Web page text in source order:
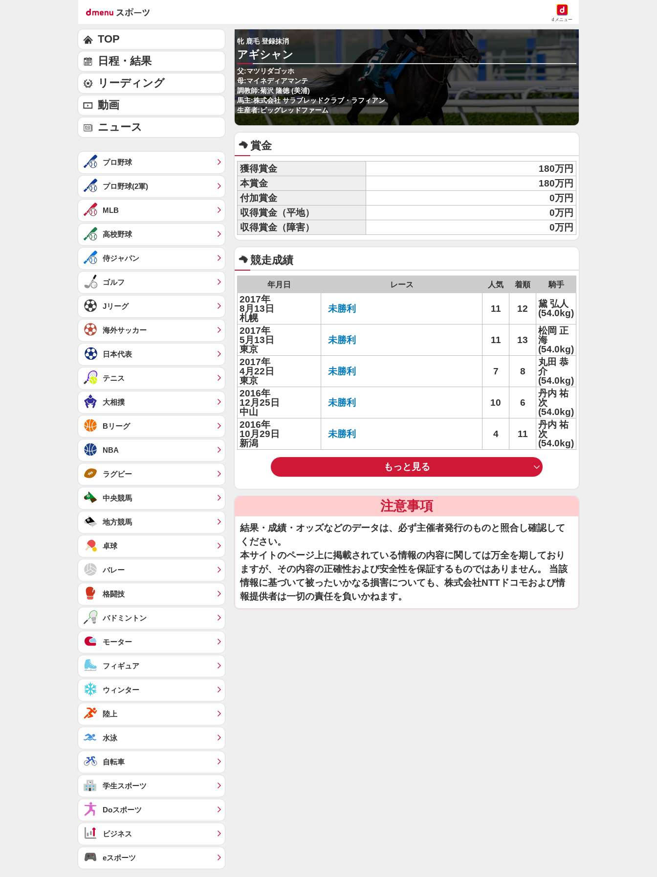
dメニュー
牝 鹿毛 登録抹消
アギシャン
父:マツリダゴッホ
母:マイネディアマンテ
調教師:菊沢 隆徳 (美浦)
馬主:株式会社 サラブレッドクラブ・ラフィアン
生産者:ビッグレッドファーム
賞金
獲得賞金
180万円
本賞金
180万円
付加賞金
0万円
収得賞金（平地）
0万円
収得賞金（障害）
0万円
競走成績
年月日 レース 人気 着順 騎手
2017年
8月13日
札幌
未勝利 11 12
黛 弘人
(54.0kg)
2017年
5月13日
東京
未勝利 11 13
松岡 正
海
(54.0kg)
2017年
4月22日
東京
未勝利 7 8
丸田 恭
介
(54.0kg)
2016年
12月25日
中山
未勝利 10 6
丹内 祐
次
(54.0kg)
2016年
10月29日
新潟
未勝利 4 11
丹内 祐
次
(54.0kg)
もっと見る
注意事項
結果・成績・オッズなどのデータは、必ず主催者発行のものと照合し確認して
ください。
本サイトのページ上に掲載されている情報の内容に関しては万全を期しており
ますが、その内容の正確性および安全性を保証するものではありません。 当該
情報に基づいて被ったいかなる損害についても、株式会社NTTドコモおよび情
報提供者は一切の責任を負いかねます。
TOP
日程・結果
リーディング
動画
ニュース
プロ野球
プロ野球(2軍)
MLB
高校野球
侍ジャパン
ゴルフ
Jリーグ
海外サッカー
日本代表
テニス
大相撲
Bリーグ
NBA
ラグビー
中央競馬
地方競馬
卓球
バレー
格闘技
バドミントン
モーター
フィギュア
ウィンター
陸上
水泳
自転車
学生スポーツ
Doスポーツ
ビジネス
eスポーツ